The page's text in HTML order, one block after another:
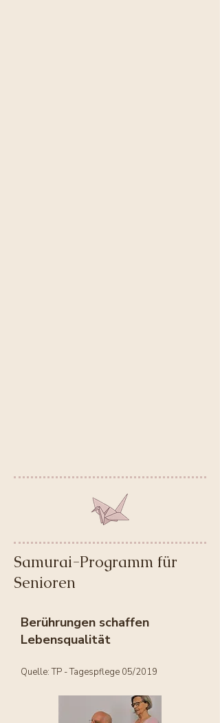
Samurai-Programm für
Senioren
Berührungen schaffen
Lebensqualität
Quelle: TP - Tagespflege 05/2019